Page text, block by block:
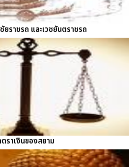
ยราชรถ และเวชยันตราชรถ
ราเงินของสยาม